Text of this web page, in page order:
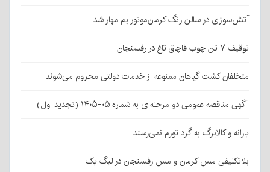
آتش‌سوزی در سالن رنگ کرمان‌موتور بم مهار شد
توقیف ۷ تن چوب قاچاق تاغ در رفسنجان
متخلفان کشت گیاهان ممنوعه از خدمات دولتی محروم می‌شوند
آگهی مناقصه عمومی دو مرحله‌ای به شماره ۰۵-۱۴۰۵ (تجدید اول)
یارانه و کالابرگ به گرد تورم نمی‌رسند
بلاتکلیفی مس کرمان و مس رفسنجان در لیگ یک